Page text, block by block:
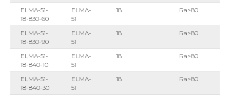
ELMA-51-
18-830-60
ELMA-
51
18 Ra>80
ELMA-51-
18-830-90
ELMA-
51
18 Ra>80
ELMA-51-
18-840-10
ELMA-
51
18 Ra>80
ELMA-51-
18-840-30
ELMA-
51
18 Ra>80